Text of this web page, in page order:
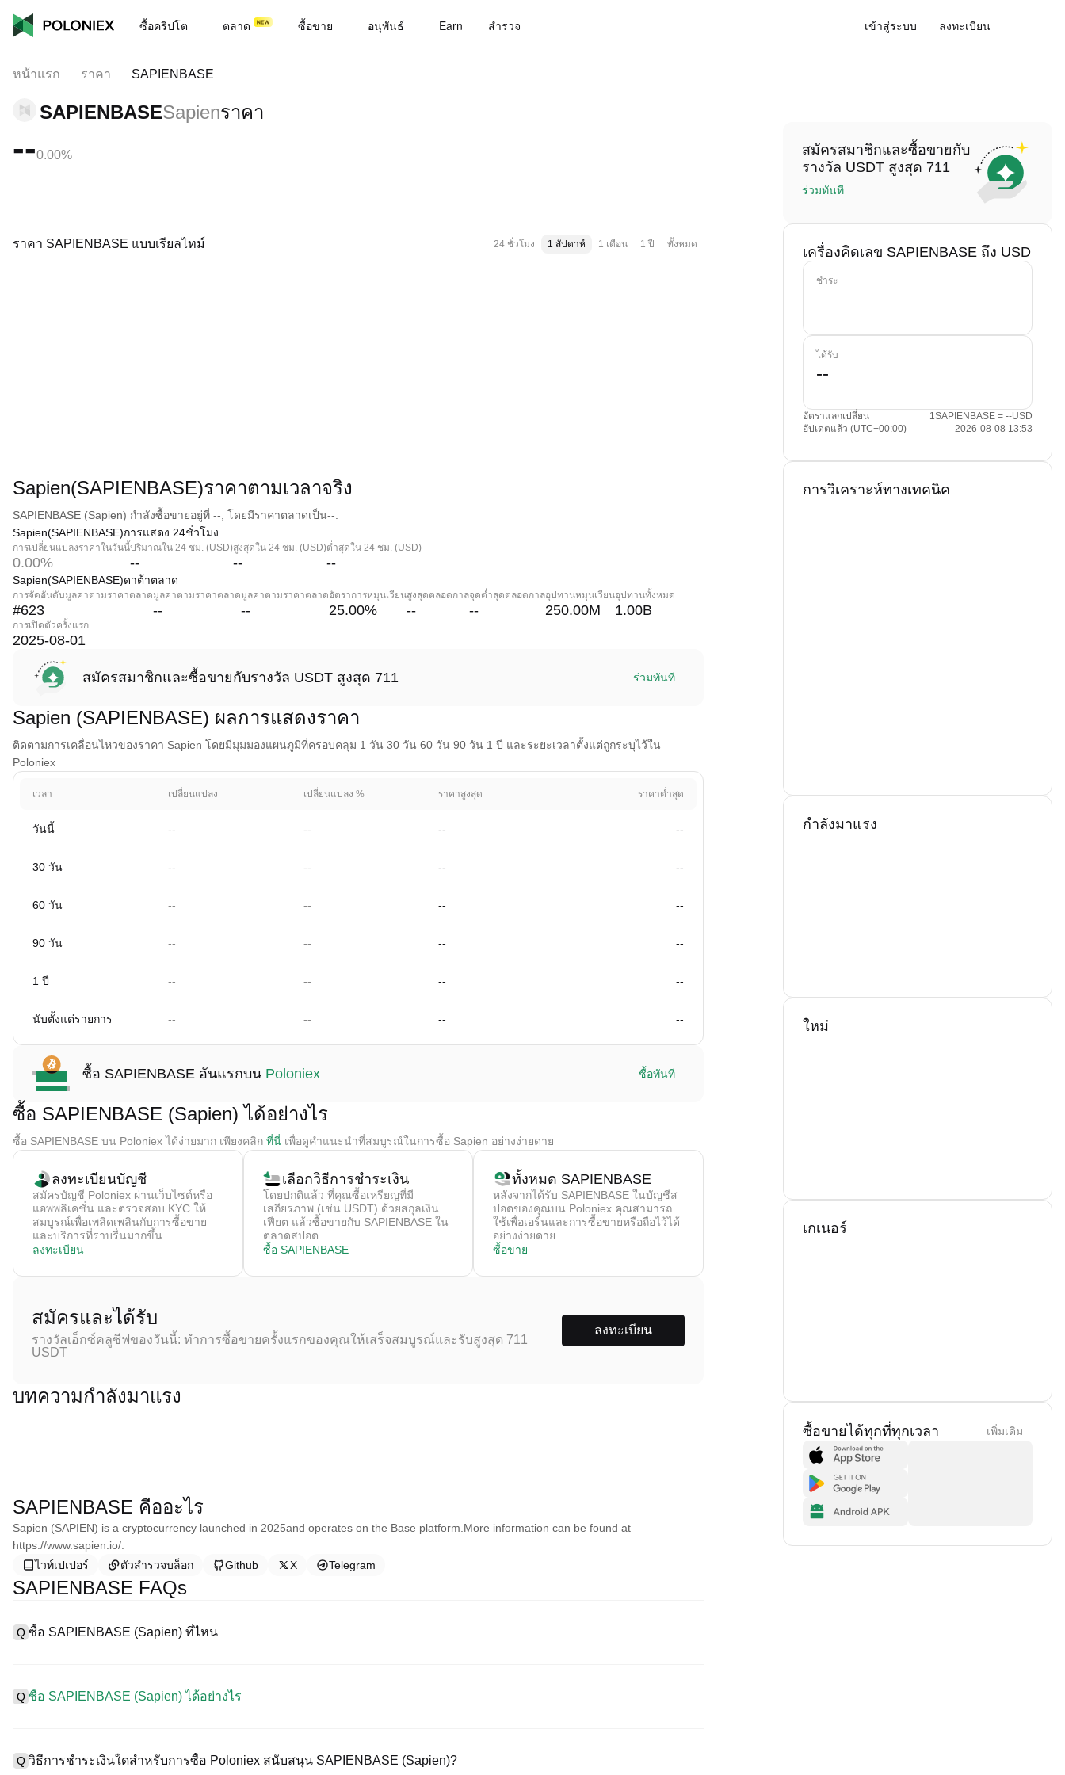
ซื้อคริปโต ตลาด ซื้อขาย อนุพันธ์ Earn สํารวจ เข้าสู่ระบบ ลงทะเบียน
หน้าแรก ราคา SAPIENBASE
SAPIENBASESapienราคา
--0.00%
ราคา SAPIENBASE แบบเรียลไทม์ 24 ชั่วโมง 1 สัปดาห์ 1 เดือน 1 ปี ทั้งหมด
Sapien(SAPIENBASE)ราคาตามเวลาจริง
SAPIENBASE (Sapien) กำลังซื้อขายอยู่ที่ --, โดยมีราคาตลาดเป็น--.
Sapien(SAPIENBASE)การแสดง 24ชั่วโมง
การเปลี่ยนแปลงราคาในวันนี้
0.00%
ปริมาณใน 24 ชม. (USD)
--
สูงสุดใน 24 ชม. (USD)
--
ต่ำสุดใน 24 ชม. (USD)
--
Sapien(SAPIENBASE)ดาต้าตลาด
การจัดอันดับมูลค่าตามราคาตลาด
#623
มูลค่าตามราคาตลาด
--
มูลค่าตามราคาตลาด
--
อัตราการหมุนเวียน
25.00%
สูงสุดตลอดกาล
--
จุดต่ำสุดตลอดกาล
--
อุปทานหมุนเวียน
250.00M
อุปทานทั้งหมด
1.00B
การเปิดตัวครั้งแรก
2025-08-01
สมัครสมาชิกและซื้อขายกับรางวัล USDT สูงสุด 711 ร่วมทันที
Sapien (SAPIENBASE) ผลการแสดงราคา
ติดตามการเคลื่อนไหวของราคา Sapien โดยมีมุมมองแผนภูมิที่ครอบคลุม 1 วัน 30 วัน 60 วัน 90 วัน 1 ปี และระยะเวลาตั้งแต่ถูกระบุไว้ใน
Poloniex
เวลา เปลี่ยนแปลง เปลี่ยนแปลง % ราคาสูงสุด ราคาต่ำสุด
วันนี้ -- -- -- --
30 วัน -- -- -- --
60 วัน -- -- -- --
90 วัน -- -- -- --
1 ปี -- -- -- --
นับตั้งแต่รายการ -- -- -- --
ซื้อ SAPIENBASE อันแรกบน Poloniex ซื้อทันที
ซื้อ SAPIENBASE (Sapien) ได้อย่างไร
ซื้อ SAPIENBASE บน Poloniex ได้ง่ายมาก เพียงคลิก ที่นี่ เพื่อดูคำแนะนำที่สมบูรณ์ในการซื้อ Sapien อย่างง่ายดาย
ลงทะเบียนบัญชี
สมัครบัญชี Poloniex ผ่านเว็บไซต์หรือ
แอพพลิเคชั่น และตรวจสอบ KYC ให้
สมบูรณ์เพื่อเพลิดเพลินกับการซื้อขาย
และบริการที่ราบรื่นมากขึ้น
ลงทะเบียน
เลือกวิธีการชําระเงิน
โดยปกติแล้ว ที่คุณซื้อเหรียญที่มี
เสถียรภาพ (เช่น USDT) ด้วยสกุลเงิน
เฟียต แล้วซื้อขายกับ SAPIENBASE ใน
ตลาดสปอต
ซื้อ SAPIENBASE
ทั้งหมด SAPIENBASE
หลังจากได้รับ SAPIENBASE ในบัญชีส
ปอตของคุณบน Poloniex คุณสามารถ
ใช้เพื่อเอร์นและการซื้อขายหรือถือไว้ได้
อย่างง่ายดาย
ซื้อขาย
สมัครและได้รับ
รางวัลเอ็กซ์คลูซีฟของวันนี้: ทำการซื้อขายครั้งแรกของคุณให้เสร็จสมบูรณ์และรับสูงสุด 711
USDT
ลงทะเบียน
บทความกำลังมาแรง
SAPIENBASE คืออะไร
Sapien (SAPIEN) is a cryptocurrency launched in 2025and operates on the Base platform.More information can be found at
https://www.sapien.io/.
ไวท์เปเปอร์
ตัวสำรวจบล็อก Github X Telegram
SAPIENBASE FAQs
Q ซื้อ SAPIENBASE (Sapien) ที่ไหน
งานง่าย สภาพคล่องสูง และเครื่องมือการซื้อขายที่หลากหลายเพื่อลดความยุ่งยากในการซื้อขาย ยกตัวอย่างเช่น Poloniex สนับสนุนการซื้อขายค
ริปโทเคอร์เรนซีที่หลากหลาย รวมทั้ง SAPIENBASE, และให้ค่าธรรมเนียมการซื้อขายที่แข่งขันได้
1. สร้างบัญชีและตรวจสอบ KYC ให้สมบูรณ์
2. ทุนในบัญชีของคุณด้วยเคอร์เรนซีเฟียตและคริปโทเคอร์เรนซี
Q ซื้อ SAPIENBASE (Sapien) ได้อย่างไร
น์และทรัพย์สินดิจิทัลคุณภาพสูงมากมาย
Q วิธีการชำระเงินใดสำหรับการซื้อ Poloniex สนับสนุน SAPIENBASE (Sapien)?
สมัครสมาชิกและซื้อขายกับ
รางวัล USDT สูงสุด 711
ร่วมทันที
เครื่องคิดเลข SAPIENBASE ถึง USD
ชำระ
ได้รับ
อัตราแลกเปลี่ยน
1SAPIENBASE = --USD
อัปเดตแล้ว (UTC+00:00)
2026-08-08 13:53
การวิเคราะห์ทางเทคนิค
กำลังมาแรง
ใหม่
เกเนอร์
ซื้อขายได้ทุกที่ทุกเวลา เพิ่มเดิม